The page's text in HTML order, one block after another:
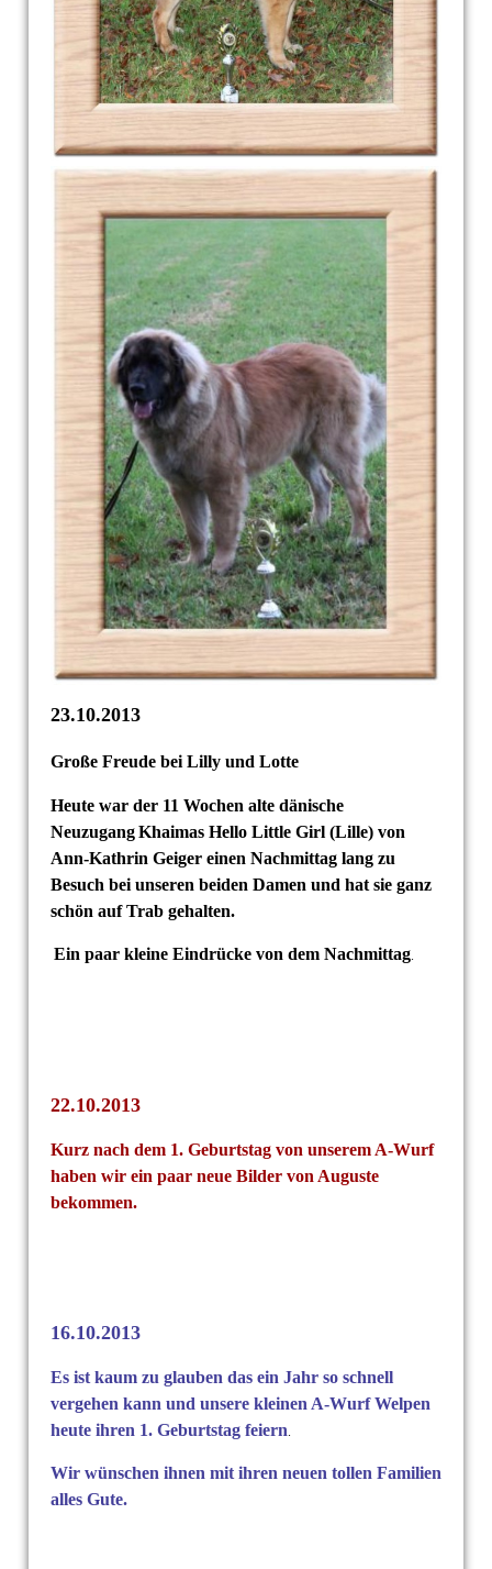
23.10.2013
Große Freude bei Lilly und Lotte
Heute war der 11 Wochen alte dänische
NeuzugangKhaimas Hello Little Girl (Lille) von
Ann-Kathrin Geiger einen Nachmittag lang zu
Besuch bei unseren beiden Damen und hat sie ganz
schön auf Trab gehalten.
Ein paar kleine Eindrücke von dem Nachmittag.
22.10.2013
Kurz nach dem 1. Geburtstag von unserem A-Wurf
haben wir ein paar neue Bilder von Auguste
bekommen.
16.10.2013
Es ist kaum zu glauben das ein Jahr so schnell
vergehen kann und unsere kleinen A-Wurf Welpen
heute ihren 1. Geburtstag feiern.
Wir wünschen ihnen mit ihren neuen tollen Familien
alles Gute.